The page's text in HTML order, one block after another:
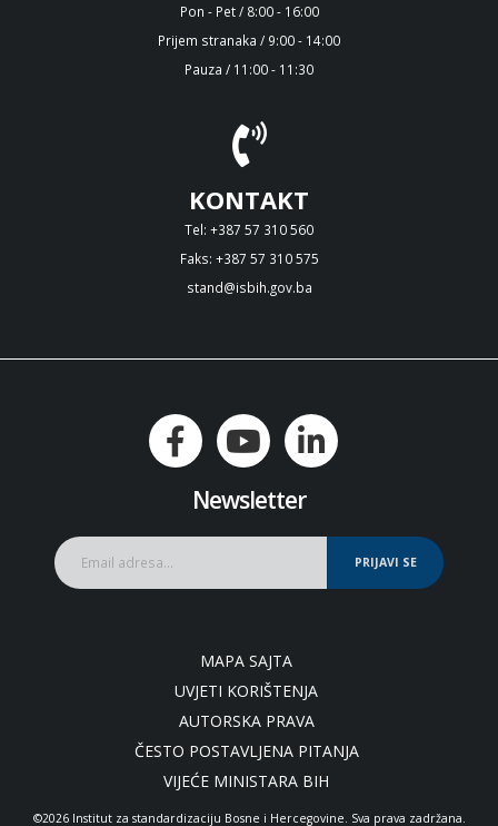
Pon - Pet / 8:00 - 16:00
Prijem stranaka / 9:00 - 14:00
Pauza / 11:00 - 11:30
KONTAKT
Tel: +387 57 310 560
Faks: +387 57 310 575
stand@isbih.gov.ba
Newsletter
PRIJAVI SE
MAPA SAJTA
UVJETI KORIŠTENJA
AUTORSKA PRAVA
ČESTO POSTAVLJENA PITANJA
VIJEĆE MINISTARA BIH
©2026 Institut za standardizaciju Bosne i Hercegovine. Sva prava zadržana.